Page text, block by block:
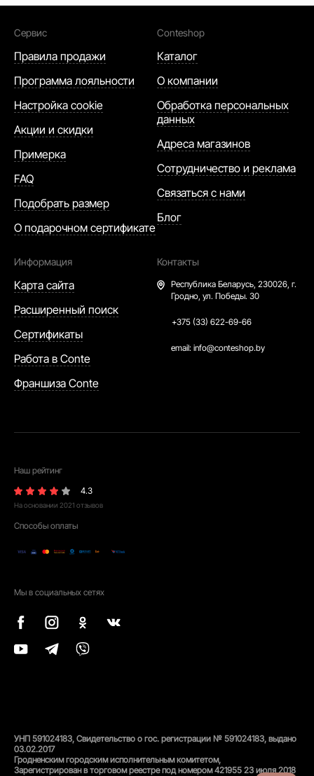
Сервис
Правила продажи
Программа лояльности
Настройка cookie
Акции и скидки
Примерка
FAQ
Подобрать размер
О подарочном сертификате
Conteshop
Каталог
О компании
Обработка персональных
данных
Адреса магазинов
Сотрудничество и реклама
Связаться с нами
Блог
Информация
Карта сайта
Расширенный поиск
Сертификаты
Работа в Conte
Франшиза Conte
Контакты
Республика Беларусь, 230026, г.
Гродно, ул. Победы. 30
+375 (33) 622-69-66
email: info@conteshop.by
Наш рейтинг
4.3
На основании 2021 отзывов
Способы оплаты
Мы в социальных сетях
УНП 591024183, Свидетельство о гос. регистрации № 591024183, выдано
03.02.2017
Гродненским городским исполнительным комитетом,
Зарегистрирован в торговом реестре под номером 421955 23 июля 2018